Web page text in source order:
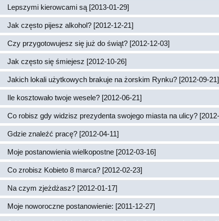
Lepszymi kierowcami są [2013-01-29]
Jak często pijesz alkohol? [2012-12-21]
Czy przygotowujesz się już do świąt? [2012-12-03]
Jak często się śmiejesz [2012-10-26]
Jakich lokali użytkowych brakuje na żorskim Rynku? [2012-09-21]
Ile kosztowało twoje wesele? [2012-06-21]
Co robisz gdy widzisz prezydenta swojego miasta na ulicy?
Gdzie znaleźć pracę? [2012-04-11]
Moje postanowienia wielkopostne [2012-03-16]
Co zrobisz Kobieto 8 marca? [2012-02-23]
Na czym zjeżdżasz? [2012-01-17]
Moje noworoczne postanowienie: [2011-12-27]